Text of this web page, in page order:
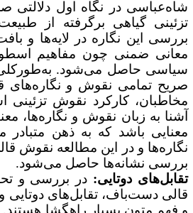
در نگاه اول دلالتی
گیاهی برگرفته از طبیعت
این نگاره در لایه‌ها و
ضمنی چون مفاهیم
حاصل می‌شود. به‌طورکلی
تمامی نقوش و نگاره‌های
کارکرد نقوش تزئینی
به زبان نقوش و نگاره‌ها،
باشد که به ذهن متبادر
و در این مطالعه نقوش قالی
نشانه‌ها حاصل می‌شود.
دوتایی:در بررسی و
دست‌باف، تقابل‌های دوتایی
فهم متون بسیار راهگشا هستند.